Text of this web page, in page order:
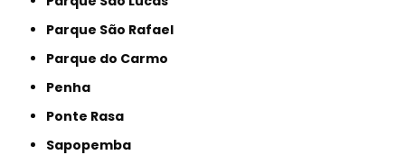
Parque São Rafael
Parque do Carmo
Penha
Ponte Rasa
Sapopemba